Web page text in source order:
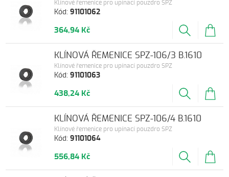
Kód:91101062
Klínové řemenice pro upínací pouzdro SPZ
364,94 Kč
Kód:91101063
Klínové řemenice pro upínací pouzdro SPZ
KLÍNOVÁ ŘEMENICE SPZ-106/3 B.1610
438,24 Kč
Kód:91101064
Klínové řemenice pro upínací pouzdro SPZ
KLÍNOVÁ ŘEMENICE SPZ-106/4 B.1610
556,84 Kč